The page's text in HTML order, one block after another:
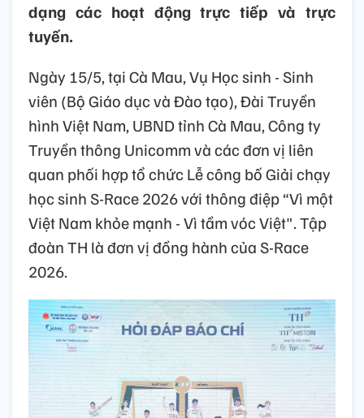
dạng các hoạt động trực tiếp và trực
tuyến.
Ngày 15/5, tại Cà Mau, Vụ Học sinh - Sinh
viên (Bộ Giáo dục và Đào tạo), Đài Truyền
hình Việt Nam, UBND tỉnh Cà Mau, Công ty
Truyền thông Unicomm và các đơn vị liên
quan phối hợp tổ chức Lễ công bố Giải chạy
học sinh S-Race 2026 với thông điệp “Vì một
Việt Nam khỏe mạnh - Vì tầm vóc Việt". Tập
đoàn TH là đơn vị đồng hành của S-Race
2026.